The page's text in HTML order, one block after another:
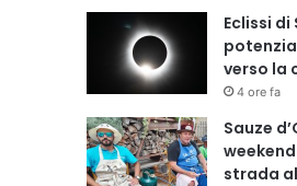
Eclissi di
verso la
4 ore fa
Sauze
strada